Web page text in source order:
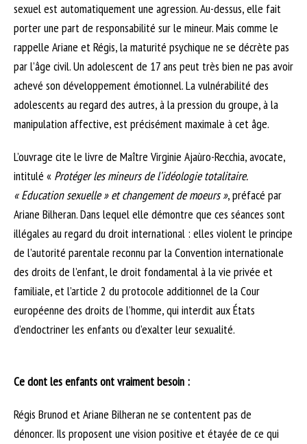
sexuel est automatiquement une agression. Au-dessus, elle fait
porter une part de responsabilité sur le mineur. Mais comme le
rappelle Ariane et Régis, la maturité psychique ne se décrète pas
par l’âge civil. Un adolescent de 17 ans peut très bien ne pas avoir
achevé son développement émotionnel. La vulnérabilité des
adolescents au regard des autres, à la pression du groupe, à la
manipulation affective, est précisément maximale à cet âge.
L’ouvrage cite le livre de Maître Virginie Ajaùro-Recchia, avocate,
intitulé « Protéger les mineurs de l’idéologie totalitaire.
« Education sexuelle » et changement de moeurs », préfacé par
Ariane Bilheran. Dans lequel elle démontre que ces séances sont
illégales au regard du droit international : elles violent le principe
de l’autorité parentale reconnu par la Convention internationale
des droits de l’enfant, le droit fondamental à la vie privée et
familiale, et l’article 2 du protocole additionnel de la Cour
européenne des droits de l’homme, qui interdit aux États
d’endoctriner les enfants ou d’exalter leur sexualité.
Ce dont les enfants ont vraiment besoin :
Régis Brunod et Ariane Bilheran ne se contentent pas de
dénoncer. Ils proposent une vision positive et étayée de ce qui